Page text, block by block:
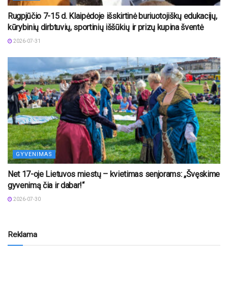
Rugpjūčio 7-15 d. Klaipėdoje išskirtinė buriuotojiškų edukacijų,
kūrybinių dirbtuvių, sportinių iššūkių ir prizų kupina šventė
2026-07-31
GYVENIMAS
Net 17-oje Lietuvos miestų – kvietimas senjorams: „Švęskime
gyvenimą čia ir dabar!“
2026-07-30
Reklama